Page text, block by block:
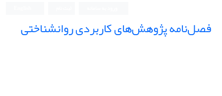
فصل‌نامه پژوهش‌های کاربردی روانشناختی